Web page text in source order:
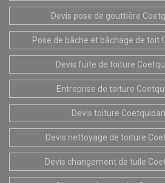
Devis pose de gouttière
Pose de bâche et bâchage de toit
Devis fuite de toiture
Entreprise de toiture
Devis toiture
Devis nettoyage de toiture
Devis changement de tuile